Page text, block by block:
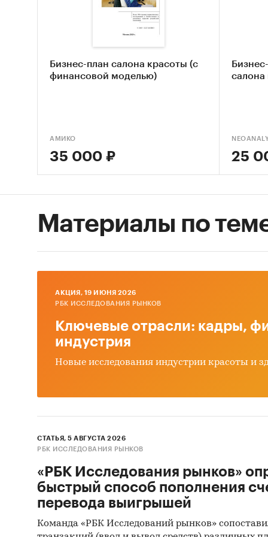
Базы
Бизнес-план салона красоты (с
финансовой моделью)
АМИКО
35 000 ₽
салона
25
Материалы по
AКЦИЯ, 19 ИЮНЯ 2026
РБК ИССЛЕДОВАНИЯ РЫНКОВ
Ключевые отрасли: кадры,
индустрия
Новые исследования индустрии красоты и
СТАТЬЯ, 5 АВГУСТА 2026
РБК ИССЛЕДОВАНИЯ РЫНКОВ
«РБК Исследования рынков»
быстрый способ пополнения
перевода выигрышей
Команда «РБК Исследований рынков»